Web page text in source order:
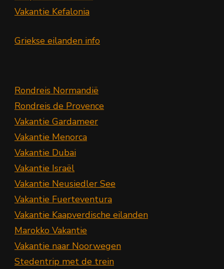
Vakantie Kefalonia
Griekse eilanden info
Rondreis Normandië
Rondreis de Provence
Vakantie Gardameer
Vakantie Menorca
Vakantie Dubai
Vakantie Israël
Vakantie Neusiedler See
Vakantie Fuerteventura
Vakantie Kaapverdische eilanden
Marokko Vakantie
Vakantie naar Noorwegen
Stedentrip met de trein